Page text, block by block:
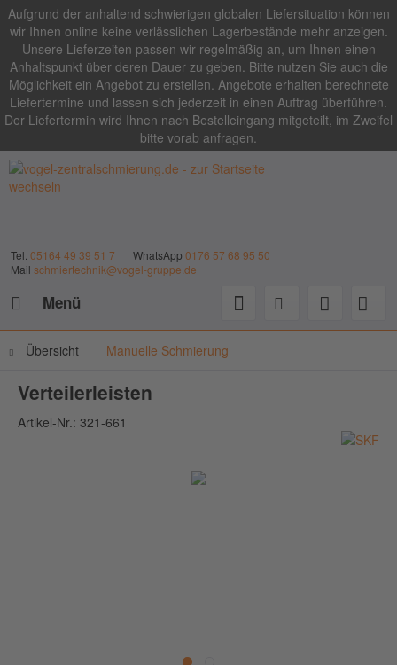
Aufgrund der anhaltend schwierigen globalen Liefersituation können
wir Ihnen online keine verlässlichen Lagerbestände mehr anzeigen.
Unsere Lieferzeiten passen wir regelmäßig an, um Ihnen einen
Anhaltspunkt über deren Dauer zu geben. Bitte nutzen Sie auch die
Möglichkeit ein Angebot zu erstellen. Angebote erhalten berechnete
Liefertermine und lassen sich jederzeit in einen Auftrag überführen.
Der Liefertermin wird Ihnen nach Bestelleingang mitgeteilt, im Zweifel
bitte vorab anfragen.
Tel. 05164 49 39 51 7 WhatsApp 0176 57 68 95 50
Mail schmiertechnik@vogel-gruppe.de
Menü
Übersicht Manuelle Schmierung
Verteilerleisten
Artikel-Nr.: 321-661